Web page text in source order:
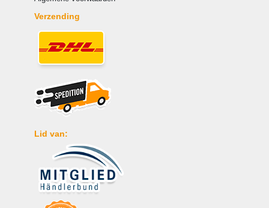
Verzending
Lid van: